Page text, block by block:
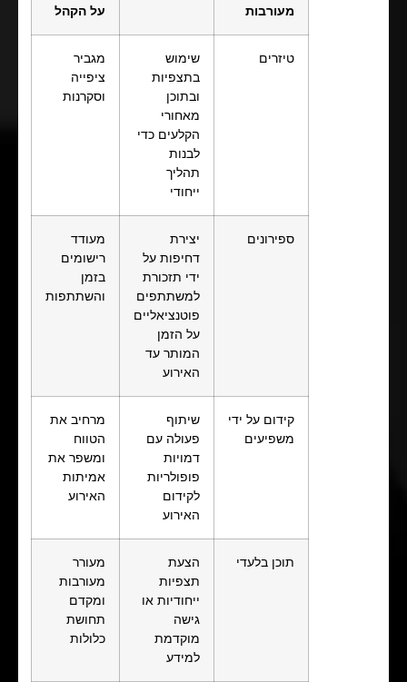
מעורבות
על הקהל
טיזרים
שימוש
בתצפיות
ובתוכן
מאחורי
הקלעים כדי
לבנות
תהליך
ייחודי
מגביר
ציפייה
וסקרנות
ספירונים
יצירת
דחיפות על
ידי תזכורת
למשתתפים
פוטנציאליים
על הזמן
המותר עד
האירוע
מעודד
רישומים
בזמן
והשתתפות
קידום על ידי
משפיעים
שיתוף
פעולה עם
דמויות
פופולריות
לקידום
האירוע
מרחיב את
הטווח
ומשפר את
אמיתות
האירוע
תוכן בלעדי
הצעת
תצפיות
ייחודיות או
גישה
מוקדמת
למידע
מעורר
מעורבות
ומקדם
תחושת
כלולות